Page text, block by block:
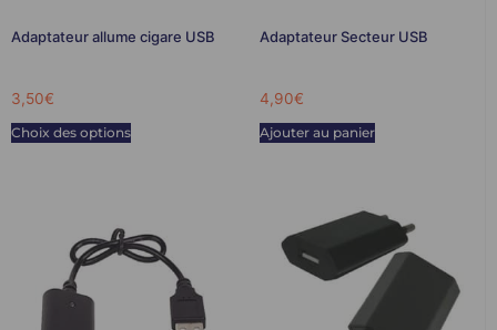
Adaptateur allume cigare USB
3,50€
Choix des options
Adaptateur Secteur USB
4,90€
Ajouter au panier